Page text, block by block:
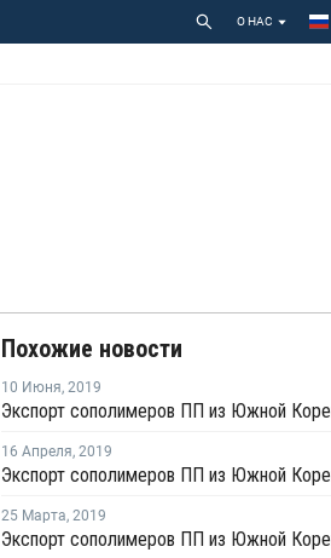
О НАС
Похожие новости
10 Июня, 2019
16 Апреля, 2019
25 Марта, 2019